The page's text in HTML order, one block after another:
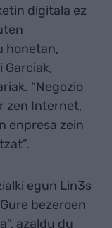
digitala ez
honetan,
“Negozio
zen Internet,
enpresa zein
egun Lin3s
bezeroen
azaldu du